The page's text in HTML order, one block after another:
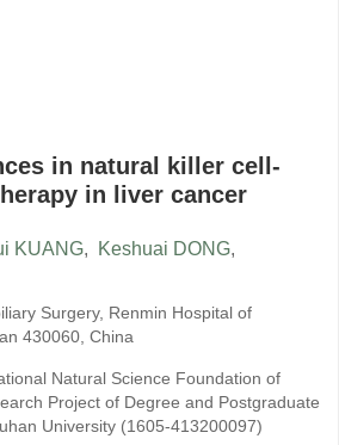
in natural killer cell-
in liver cancer
KUANG, Keshuai DONG,
Surgery, Renmin Hospital of
430060, China
Natural Science Foundation of
Project of Degree and Postgraduate
University (1605-413200097)